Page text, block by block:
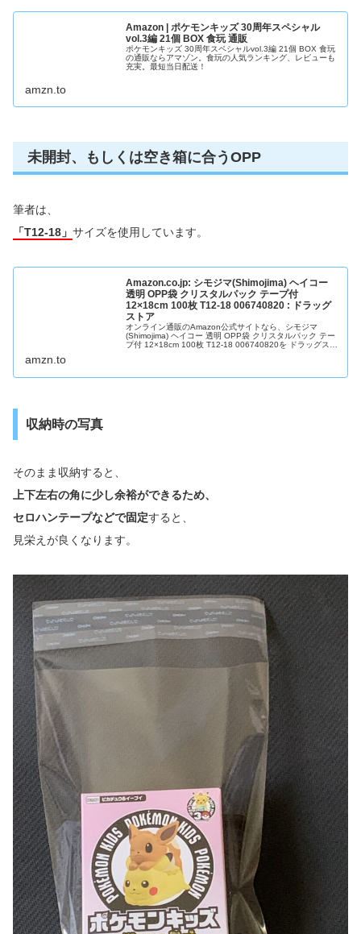
Amazon | ポケモンキッズ 30周年スペシャル
vol.3編 21個 BOX 食玩 通販
ポケモンキッズ 30周年スペシャルvol.3編 21個 BOX 食玩
の通販ならアマゾン。食玩の人気ランキング、レビューも
充実。最短当日配送！
amzn.to
未開封、もしくは空き箱に合うOPP
筆者は、
「T12-18」 サイズを使用しています。
Amazon.co.jp: シモジマ(Shimojima) ヘイコー
透明 OPP袋 クリスタルパック テープ付
12×18cm 100枚 T12-18 006740820 : ドラッグ
ストア
オンライン通販のAmazon公式サイトなら、シモジマ
(Shimojima) ヘイコー 透明 OPP袋 クリスタルパック テー
プ付 12×18cm 100枚 T12-18 006740820を ドラッグスト
amzn.to
収納時の写真
そのまま収納すると、
上下左右の角に少し余裕ができるため、
セロハンテープなどで固定すると、
見栄えが良くなります。